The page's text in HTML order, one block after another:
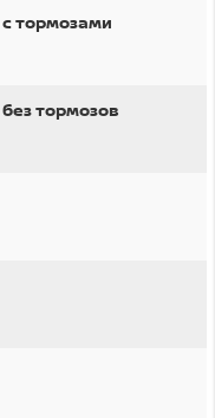
тормозами
тормозов